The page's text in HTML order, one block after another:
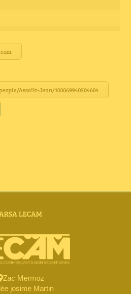
Assalit-Jean/100069940504604
LECAM
Zac Mermoz
josime Martin